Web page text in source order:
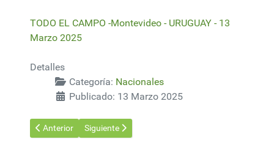
TODO EL CAMPO -Montevideo - URUGUAY - 13
Marzo 2025
Detalles
Categoría: Nacionales
Publicado: 13 Marzo 2025
Artículo anterior: Se espera “una gran Expo Activa, con más de
Anterior Artículo siguiente: Expoactiva se Perfila como
Siguiente